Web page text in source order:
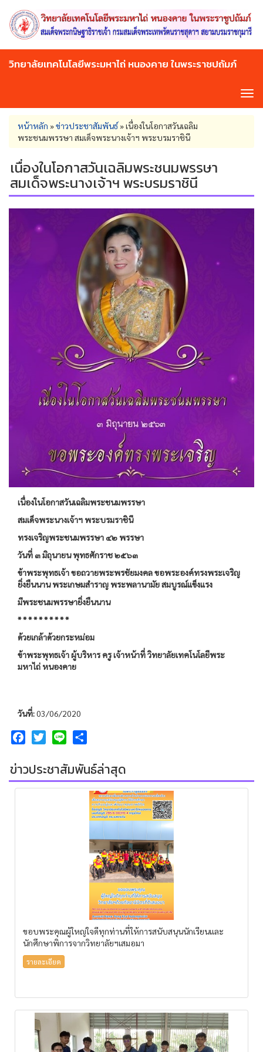
main
content
วิทยาลัยเทคโนโลยีพระมหาไถ่ หนองคาย ในพระราชปถัมภ์
You
are
here
หน้าหลัก »ข่าวประชาสัมพันธ์»เนื่องในโอกาสวันเฉลิม
พระชนมพรรษา สมเด็จพระนางเจ้าฯ พระบรมราชินี
เนื่องในโอกาสวันเฉลิมพระชนมพรรษา
สมเด็จพระนางเจ้าฯ พระบรมราชินี
เนื่องในโอกาสวันเฉลิมพระชนมพรรษา
สมเด็จพระนางเจ้าฯ พระบรมราชินี
ทรงเจริญพระชนมพรรษา ๔๒ พรรษา
วันที่ ๓ มิถุนายน พุทธศักราช ๒๕๖๓
ข้าพระพุทธเจ้า ขอถวายพระพรชัยมงคล ขอพระองค์ทรงพระเจริญ
ยิ่งยืนนาน พระเกษมสำราญ พระพลานามัย สมบูรณ์แข็งแรง
มีพระชนมพรรษายิ่งยืนนาน
* * * * * * * * * *
ด้วยเกล้าด้วยกระหม่อม
ข้าพระพุทธเจ้า ผู้บริหาร ครู เจ้าหน้าที่ วิทยาลัยเทคโนโลยีพระ
มหาไถ่ หนองคาย
วันที่:03/06/2020
FacebookTwitterLine
ข่าวประชาสัมพันธ์ล่าสุด
ขอบพระคุณผู้ใหญ่ใจดีทุกท่านที่ให้การสนับสนุนนักเรียนและ
นักศึกษาพิการจากวิทยาลัยฯเสมอมา
รายละเอียด